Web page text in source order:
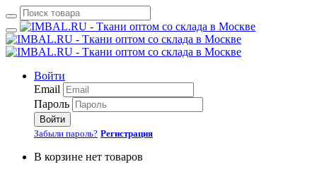
Войти
Email
Пароль
Войти
Забыли пароль? Регистрация
В корзине нет товаров